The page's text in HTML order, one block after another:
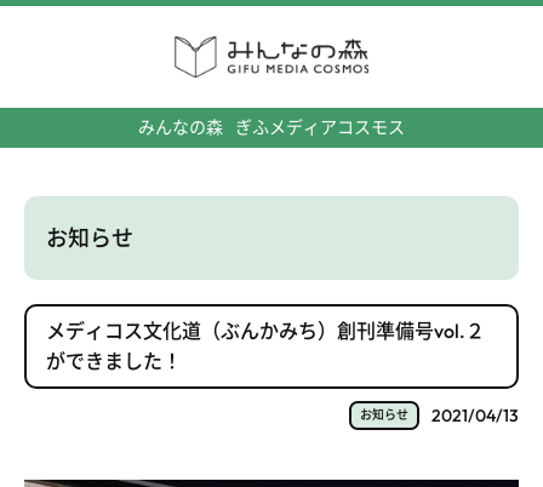
みんなの森 ぎふメディアコスモス
お知らせ
メディコス文化道（ぶんかみち）創刊準備号vol.２
ができました！
お知らせ 2021/04/13